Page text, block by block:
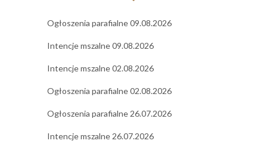
Ogłoszenia parafialne 09.08.2026
Intencje mszalne 09.08.2026
Intencje mszalne 02.08.2026
Ogłoszenia parafialne 02.08.2026
Ogłoszenia parafialne 26.07.2026
Intencje mszalne 26.07.2026